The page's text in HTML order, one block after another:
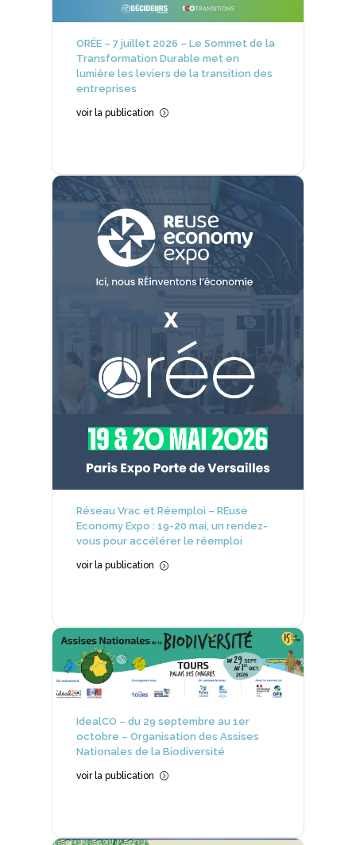
ORÉE – 7 juillet 2026 – Le Sommet de la
Transformation Durable met en
lumière les leviers de la transition des
entreprises
voir la publication =
Réseau Vrac et Réemploi – REuse
Economy Expo : 19-20 mai, un rendez-
vous pour accélérer le réemploi
voir la publication =
IdealCO – du 29 septembre au 1er
octobre – Organisation des Assises
Nationales de la Biodiversité
voir la publication =